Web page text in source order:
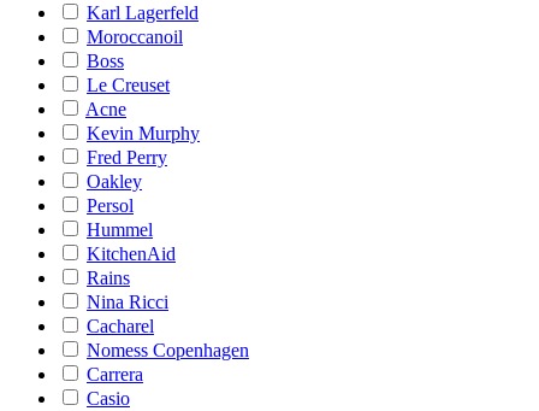
Karl Lagerfeld
Moroccanoil
Boss
Le Creuset
Acne
Kevin Murphy
Fred Perry
Oakley
Persol
Hummel
KitchenAid
Rains
Nina Ricci
Cacharel
Nomess Copenhagen
Carrera
Casio